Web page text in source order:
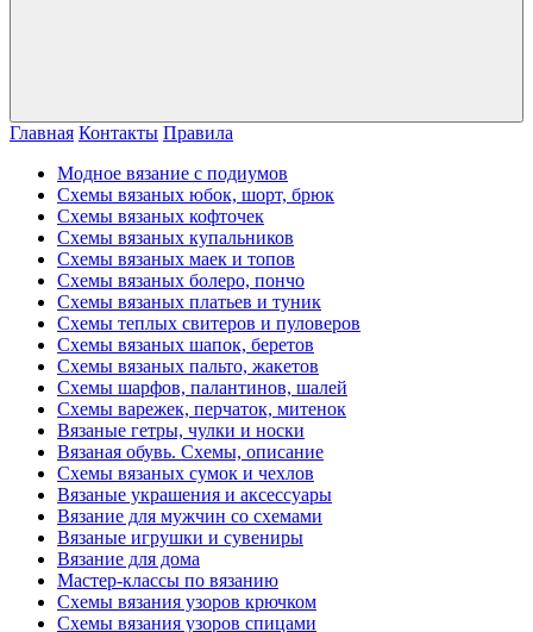
Главная Контакты Правила
Модное вязание с подиумов
Схемы вязаных юбок, шорт, брюк
Схемы вязаных кофточек
Схемы вязаных купальников
Схемы вязаных маек и топов
Схемы вязаных болеро, пончо
Схемы вязаных платьев и туник
Схемы теплых свитеров и пуловеров
Схемы вязаных шапок, беретов
Схемы вязаных пальто, жакетов
Схемы шарфов, палантинов, шалей
Схемы варежек, перчаток, митенок
Вязаные гетры, чулки и носки
Вязаная обувь. Схемы, описание
Схемы вязаных сумок и чехлов
Вязаные украшения и аксессуары
Вязание для мужчин со схемами
Вязаные игрушки и сувениры
Вязание для дома
Мастер-классы по вязанию
Схемы вязания узоров крючком
Схемы вязания узоров спицами